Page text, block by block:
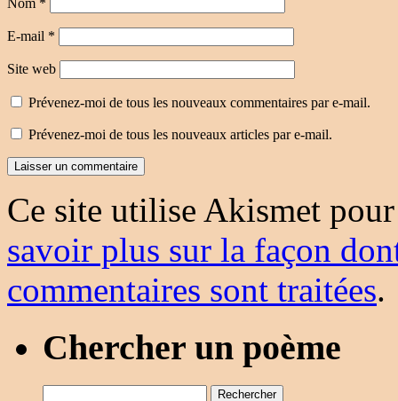
Nom *
E-mail *
Site web
Prévenez-moi de tous les nouveaux commentaires par e-mail.
Prévenez-moi de tous les nouveaux articles par e-mail.
Ce site utilise Akismet
savoir plus sur la façon
commentaires sont traitées.
Chercher un poème